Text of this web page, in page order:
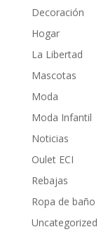
Decoración
Hogar
La Libertad
Mascotas
Moda
Moda Infantil
Noticias
Oulet ECI
Rebajas
Ropa de baño
Uncategorized